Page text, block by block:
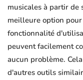
musicales à partir de
meilleure option
fonctionnalité
peuvent facilement
aucun problème.
d'autres outils